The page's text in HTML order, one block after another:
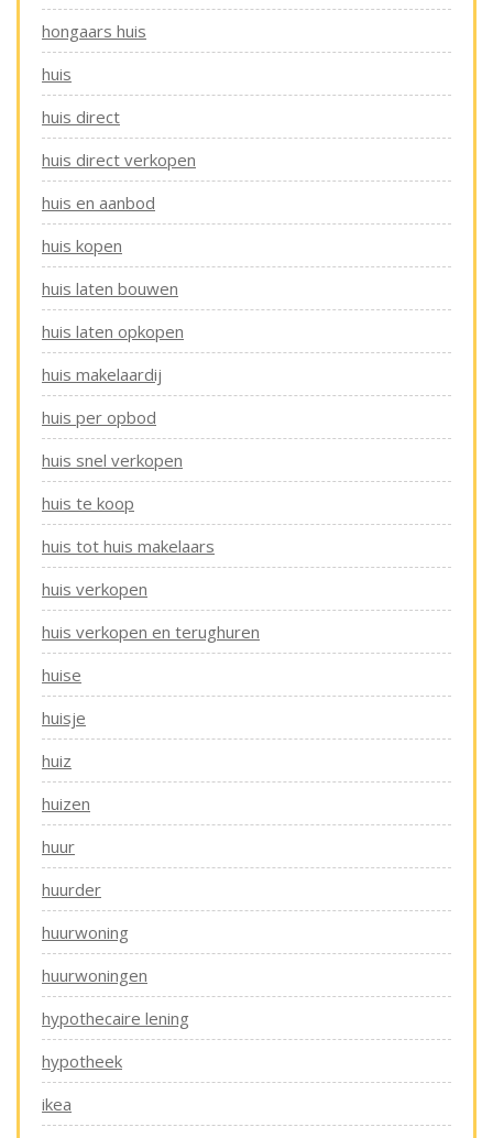
hongaars huis
huis
huis direct
huis direct verkopen
huis en aanbod
huis kopen
huis laten bouwen
huis laten opkopen
huis makelaardij
huis per opbod
huis snel verkopen
huis te koop
huis tot huis makelaars
huis verkopen
huis verkopen en terughuren
huise
huisje
huiz
huizen
huur
huurder
huurwoning
huurwoningen
hypothecaire lening
hypotheek
ikea